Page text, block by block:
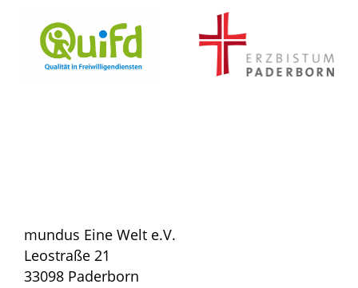
mundus Eine Welt e.V.
Leostraße 21
33098 Paderborn